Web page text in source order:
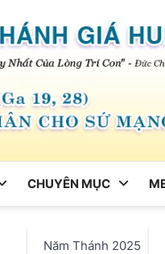
CHUYÊN MỤC
Năm Thánh 2025